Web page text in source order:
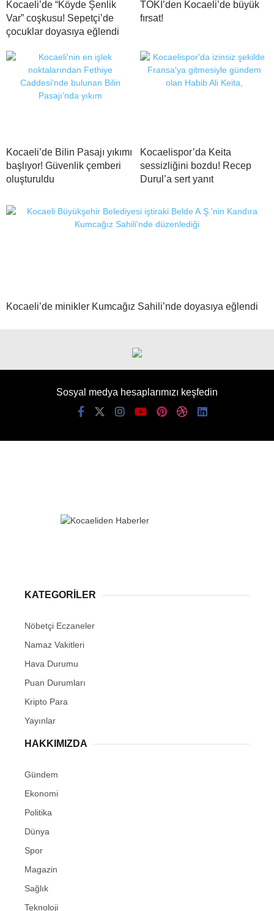
Kocaeli’de “Köyde Şenlik
Var” coşkusu! Sepetçi’de
çocuklar doyasıya eğlendi
TOKİ’den Kocaeli’de büyük
fırsat!
Kocaeli’de Bilin Pasajı yıkımı
başlıyor! Güvenlik çemberi
oluşturuldu
Kocaelispor’da Keita
sessizliğini bozdu! Recep
Durul’a sert yanıt
Kocaeli’de minikler Kumcağız Sahili’nde doyasıya eğlendi
Sosyal medya hesaplarımızı keşfedin
KATEGORİLER
Nöbetçi Eczaneler
Namaz Vakitleri
Hava Durumu
Puan Durumları
Kripto Para
Yayınlar
HAKKIMIZDA
Gündem
Ekonomi
Politika
Dünya
Spor
Magazin
Sağlık
Teknoloji